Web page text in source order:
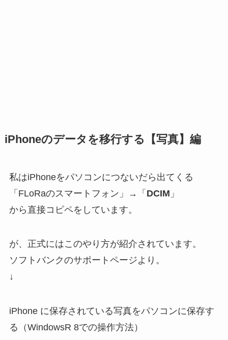
iPhoneのデータを移行する【写真】編
私はiPhoneをパソコンにつないだら出てくる
「FLoRaのスマートフォン」→「 DCIM 」
から直接コピペをしています。
が、正式にはこのやり方が紹介されています。
ソフトバンクのサポートページより。
↓
iPhone に保存されている写真をパソコンに保存す
る（WindowsR 8での操作方法）